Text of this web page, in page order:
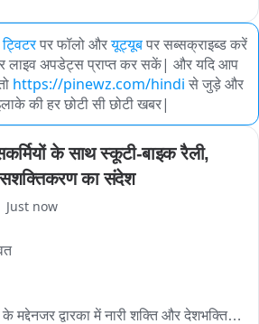
ट्विटरपर फॉलो औरयूट्यूबपर सब्सक्राइब्ड करें
लाइव अपडेट्स प्राप्त कर सकें| और यदि आप
https://pinewz.com/hindi से जुड़े और
की हर छोटी सी छोटी खबर|
के साथ स्कूटी-बाइक रैली,
का संदेश
Just now
मद्देनजर द्वारका में नारी शक्ति और देशभक्ति